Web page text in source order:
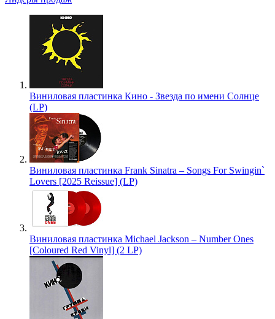
Виниловая пластинка Кино - Звезда по имени Солнце
(LP)
Виниловая пластинка Frank Sinatra – Songs For Swingin`
Lovers [2025 Reissue] (LP)
Виниловая пластинка Michael Jackson – Number Ones
[Coloured Red Vinyl] (2 LP)